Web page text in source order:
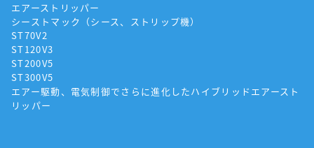
エアーストリッパー
シーストマック（シース、ストリップ機）
ST70V2
ST120V3
ST200V5
ST300V5
エアー駆動、電気制御でさらに進化したハイブリッドエアースト
リッパー